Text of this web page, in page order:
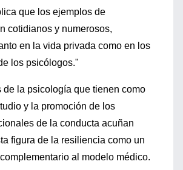
que los ejemplos de
cotidianos y numerosos,
en la vida privada como en los
los psicólogos."
de la psicología que tienen como
y la promoción de los
de la conducta acuñan
figura de la resiliencia como un
al modelo médico.